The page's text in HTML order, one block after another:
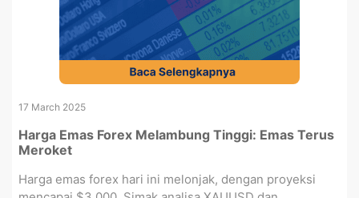
17 March 2025
Harga Emas Forex Melambung Tinggi: Emas Terus
Meroket
Harga emas forex hari ini melonjak, dengan proyeksi